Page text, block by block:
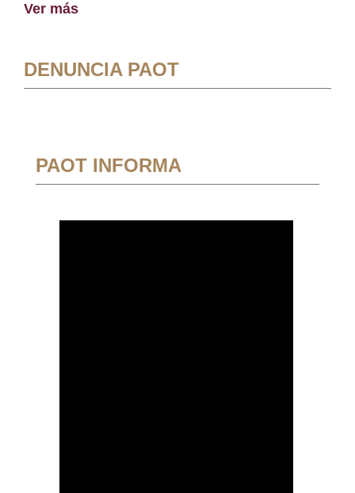
Ver más
DENUNCIA PAOT
PAOT INFORMA